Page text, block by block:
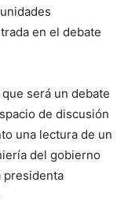
en el debate
será un debate
de discusión
una lectura de un
del gobierno
presidenta